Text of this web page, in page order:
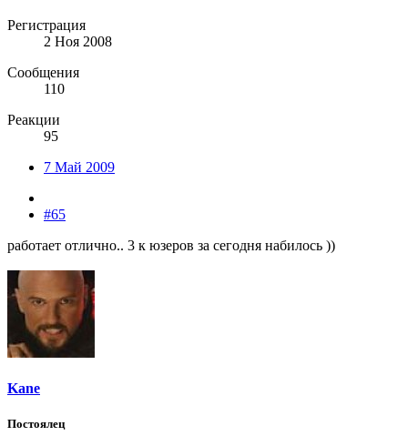
Регистрация
2 Ноя 2008
Сообщения
110
Реакции
95
7 Май 2009
#65
работает отлично.. 3 к юзеров за сегодня набилось ))
Kane
Постоялец